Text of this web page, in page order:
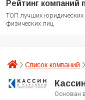
Рейтинг компаний
ТОП лучших юридических
физических лиц
Список компаний
Основан